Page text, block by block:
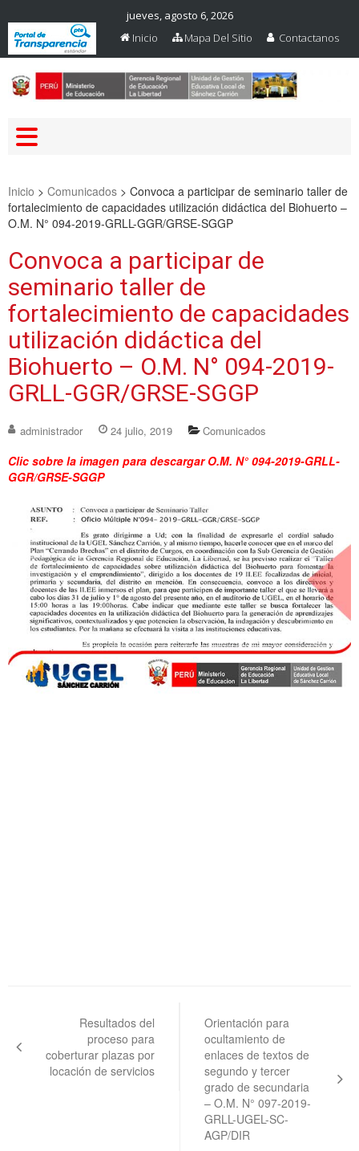
jueves, agosto 6, 2026
Inicio
Mapa Del Sitio Contactanos
Inicio > Comunicados > Convoca a participar de seminario taller de
fortalecimiento de capacidades utilización didáctica del Biohuerto –
O.M. N° 094-2019-GRLL-GGR/GRSE-SGGP
Convoca a participar de
seminario taller de
fortalecimiento de capacidades
utilización didáctica del
Biohuerto – O.M. N° 094-2019-
GRLL-GGR/GRSE-SGGP
administrador 24 julio, 2019 Comunicados
Clic sobre la imagen para descargar O.M. N° 094-2019-GRLL-
GGR/GRSE-SGGP
entradas
Resultados del
proceso para
coberturar plazas por
locación de servicios
Orientación para
ocultamiento de
enlaces de textos de
segundo y tercer
grado de secundaria
– O.M. N° 097-2019-
GRLL-UGEL-SC-
AGP/DIR